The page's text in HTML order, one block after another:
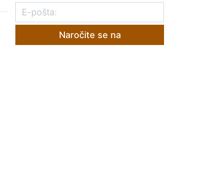
Naročite se na